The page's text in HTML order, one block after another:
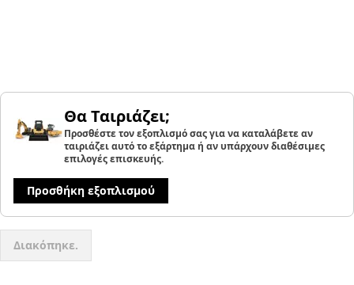
Θα Ταιριάζει;
Προσθέστε τον εξοπλισμό σας για να καταλάβετε αν
ταιριάζει αυτό το εξάρτημα ή αν υπάρχουν διαθέσιμες
επιλογές επισκευής.
Προσθήκη εξοπλισμού
Διακόπηκε.